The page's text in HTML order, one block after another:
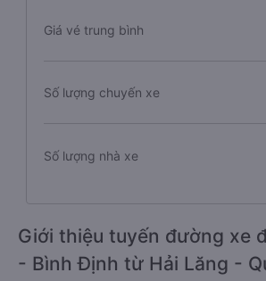
Giá vé trung bình
Số lượng chuyến xe
Số lượng nhà xe
Giới thiệu tuyến đường xe
- Bình Định từ Hải Lăng -